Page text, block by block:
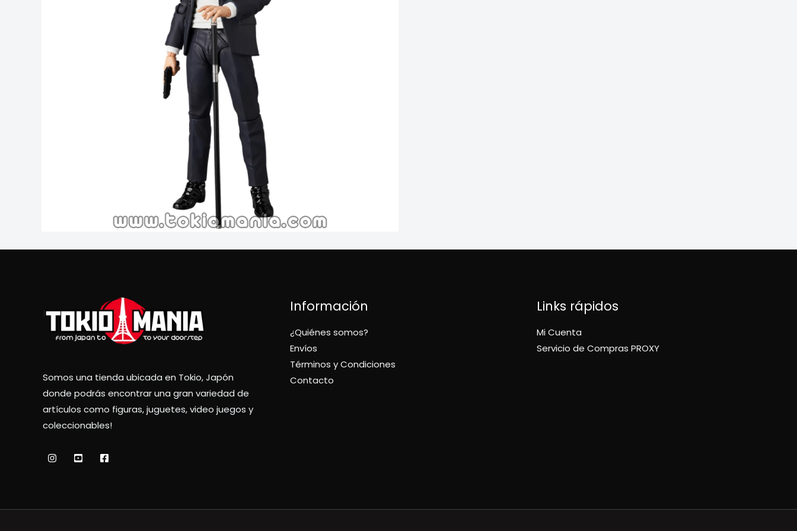
Somos una tienda ubicada en Tokio, Japón
donde podrás encontrar una gran variedad de
artículos como figuras, juguetes, video juegos y
coleccionables!
Información
¿Quiénes somos?
Envíos
Términos y Condiciones
Contacto
Links rápidos
Mi Cuenta
Servicio de Compras PROXY